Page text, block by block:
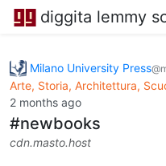
diggita lemmy
Milano University Press
Arte, Storia, Architettura,
2 months ago
#newbooks
cdn.masto.host